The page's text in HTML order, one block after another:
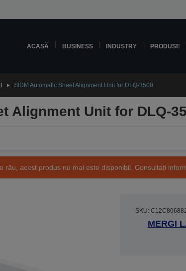
ACASĂ BUSINESS INDUSTRY PRODUSE
SIDM Automatic Sheet Alignment Unit for DLQ-3500
Alignment Unit for DLQ-
rău, acest produs nu mai este disponibil. Consultați
SKU:
MERGI